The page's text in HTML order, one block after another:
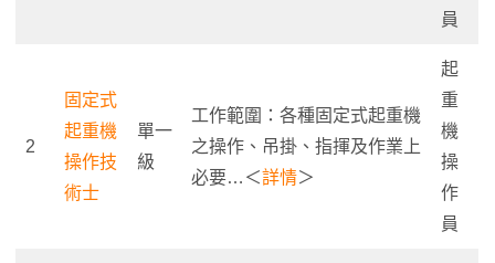
員
2
固定式
起重機
操作技
術士
單一
級
工作範圍：各種固定式起重機
之操作、吊掛、指揮及作業上
必要…＜詳情＞
起
重
機
操
作
員